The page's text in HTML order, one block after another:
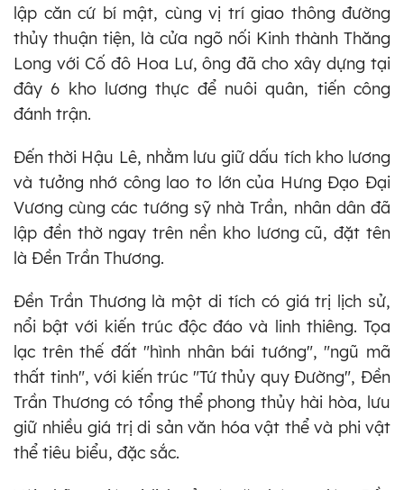
lập căn cứ bí mật, cùng vị trí giao thông đường
thủy thuận tiện, là cửa ngõ nối Kinh thành Thăng
Long với Cố đô Hoa Lư, ông đã cho xây dựng tại
đây 6 kho lương thực để nuôi quân, tiến công
đánh trận.
Đến thời Hậu Lê, nhằm lưu giữ dấu tích kho lương
và tưởng nhớ công lao to lớn của Hưng Đạo Đại
Vương cùng các tướng sỹ nhà Trần, nhân dân đã
lập đền thờ ngay trên nền kho lương cũ, đặt tên
là Đền Trần Thương.
Đền Trần Thương là một di tích có giá trị lịch sử,
nổi bật với kiến trúc độc đáo và linh thiêng. Tọa
lạc trên thế đất "hình nhân bái tướng", "ngũ mã
thất tinh", với kiến trúc "Tứ thủy quy Đường", Đền
Trần Thương có tổng thể phong thủy hài hòa, lưu
giữ nhiều giá trị di sản văn hóa vật thể và phi vật
thể tiêu biểu, đặc sắc.